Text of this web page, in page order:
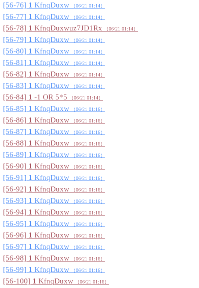
[56-76] 1 KfnqDuxw （06/21 01:14）
[56-77] 1 KfnqDuxw （06/21 01:14）
[56-78] 1 KfnqDuxwuz7JD1Rx （06/21 01:14）
[56-79] 1 KfnqDuxw （06/21 01:14）
[56-80] 1 KfnqDuxw （06/21 01:14）
[56-81] 1 KfnqDuxw （06/21 01:14）
[56-82] 1 KfnqDuxw （06/21 01:14）
[56-83] 1 KfnqDuxw （06/21 01:14）
[56-84] 1 -1 OR 5*5 （06/21 01:14）
[56-85] 1 KfnqDuxw （06/21 01:16）
[56-86] 1 KfnqDuxw （06/21 01:16）
[56-87] 1 KfnqDuxw （06/21 01:16）
[56-88] 1 KfnqDuxw （06/21 01:16）
[56-89] 1 KfnqDuxw （06/21 01:16）
[56-90] 1 KfnqDuxw （06/21 01:16）
[56-91] 1 KfnqDuxw （06/21 01:16）
[56-92] 1 KfnqDuxw （06/21 01:16）
[56-93] 1 KfnqDuxw （06/21 01:16）
[56-94] 1 KfnqDuxw （06/21 01:16）
[56-95] 1 KfnqDuxw （06/21 01:16）
[56-96] 1 KfnqDuxw （06/21 01:16）
[56-97] 1 KfnqDuxw （06/21 01:16）
[56-98] 1 KfnqDuxw （06/21 01:16）
[56-99] 1 KfnqDuxw （06/21 01:16）
[56-100] 1 KfnqDuxw （06/21 01:16）